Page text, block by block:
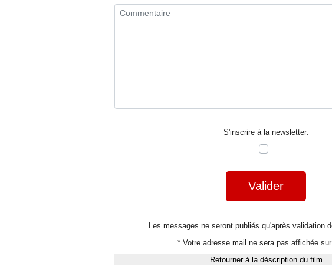
S'inscrire à la newsletter:
Valider
Les messages ne seront publiés qu'après validation
* Votre adresse mail ne sera pas affichée
Retourner à la déscription du film